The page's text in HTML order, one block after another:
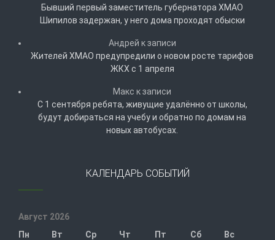
Бывший первый заместитель губернатора ХМАО
Шипилов задержан, у него дома проходят обыски
Андрей к записи
Жителей ХМАО предупредили о новом росте тарифов
ЖКХ с 1 апреля
Макс к записи
С 1 сентября ребята, живущие удалённо от школы,
будут добираться на учебу и обратно по домам на
новых автобусах.
КАЛЕНДАРЬ СОБЫТИЙ
Август 2026
Пн
Вт Ср Чт Пт Сб
Вс